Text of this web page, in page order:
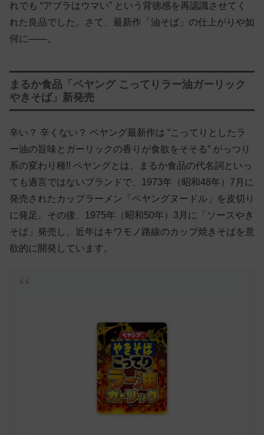
れでも “アブラはウマい” という背徳感を再認識させてく
れた良品でした。さて、最新作「油そば」の仕上がりや如
何に——。
まるか食品「ペヤング こってりラー油ガーリック
やきそば」新発売
辛い？ 辛くない？ ペヤング最新作は “こってりとしたラ
ー油の旨味とガーリックの香りが食欲をそそる” がっつり
系の変わり種!! ペヤングとは、まるか食品の代名詞といっ
ても過言ではないブランドで、1973年（昭和48年）7月に
発売されたカップラーメン「ペヤングヌードル」を皮切り
に発足。その後、1975年（昭和50年）3月に「ソースやき
そば」発売し、近年はキワモノ路線のカップ焼きそばを意
欲的に開発しています。